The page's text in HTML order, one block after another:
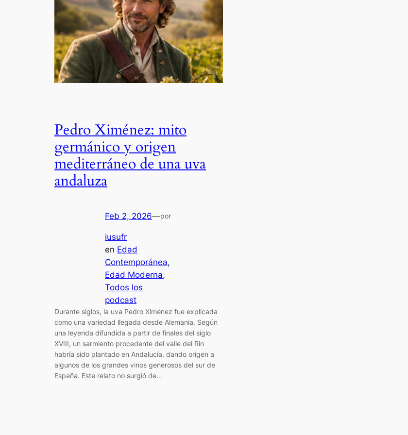
Pedro Ximénez: mito
germánico y origen
mediterráneo de una uva
andaluza
Feb 2, 2026—por
iusufr
en Edad
Contemporánea
Edad Moderna
Todos los
podcast
Durante siglos, la uva Pedro Ximénez fue explicada
como una variedad llegada desde Alemania. Según
una leyenda difundida a partir de finales del siglo
XVIII, un sarmiento procedente del valle del Rin
habría sido plantado en Andalucía, dando origen a
algunos de los grandes vinos generosos del sur de
España. Este relato no surgió de…